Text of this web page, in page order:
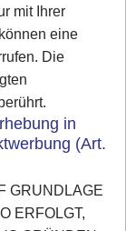
mit Ihrer
eine
Die
in
(Art.
GRUNDLAGE
ERFOLGT,